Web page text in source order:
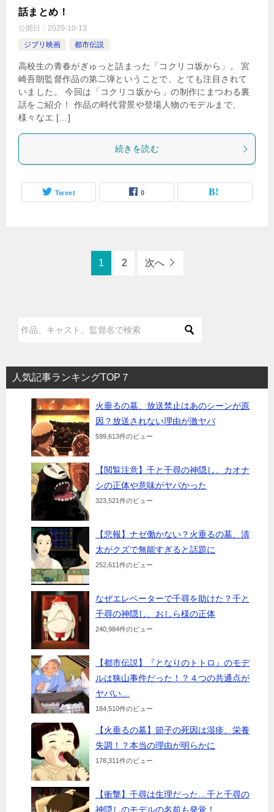
話まとめ！
公開日： 2020-10-13
ジブリ映画
都市伝説
高校生の青春がぎゅっと詰まった「コクリコ坂から」。 宮
崎吾朗監督作品の第二弾ということで、とても注目されて
いました。 今回は「コクリコ坂から」の制作にまつわる裏
話をご紹介！ 作品の時代背景や登場人物のモデルまで、
様々なエ […]
続きを読む
Tweet 0
1 2 次へ
人気記事ランキングTOP７
火垂るの墓、放送禁止はあのシーンが原
因？放送されない理由が激ヤバ
599,613件のビュー
【閲覧注意】千と千尋の神隠し、カオナ
シの正体や意味がヤバかった
323,521件のビュー
【悲報】ナゼ働かない？火垂るの墓、清
太がクズで無能すぎると話題に
252,611件のビュー
なぜエレベーターで千尋を助けた？千と
千尋の神隠し、おしら様の正体
240,984件のビュー
【都市伝説】『となりのトトロ』のモデ
ルは狭山事件だった！？４つの共通点が
ヤバい…
184,510件のビュー
【火垂るの墓】節子の死因は湿疹、栄養
失調！？本当の理由が明らかに
178,311件のビュー
【衝撃】千尋は生理だった…千と千尋の
神隠しのモデルの名前も発覚！